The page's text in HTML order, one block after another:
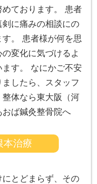
ております。 患者
に痛みの相談にの
。 患者様が何を思
変化に気づけるよ
す。 なにかご不安
したら、スタッフ
体なら東大阪（河
ば鍼灸整骨院へ
本治療
とどまらず、その